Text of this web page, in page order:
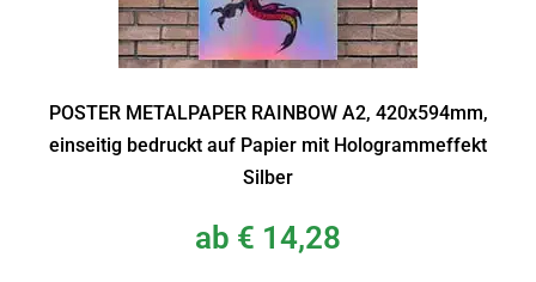
POSTER METALPAPER RAINBOW A2, 420x594mm,
einseitig bedruckt auf Papier mit Hologrammeffekt
Silber
ab € 14,28